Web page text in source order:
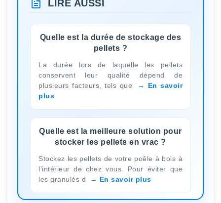
LIRE AUSSI
Quelle est la durée de stockage des
pellets ?
La durée lors de laquelle les pellets
conservent leur qualité dépend de
plusieurs facteurs, tels que
En savoir
plus
Quelle est la meilleure solution pour
stocker les pellets en vrac ?
Stockez les pellets de votre poêle à bois à
l’intérieur de chez vous. Pour éviter que
les granulés d
En savoir plus